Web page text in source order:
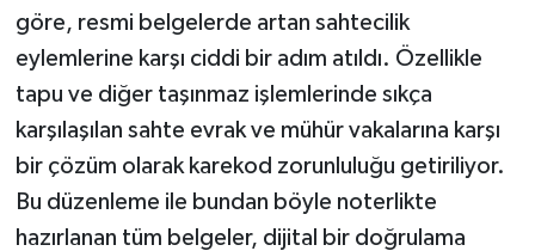
göre, resmi belgelerde artan sahtecilik
eylemlerine karşı ciddi bir adım atıldı. Özellikle
tapu ve diğer taşınmaz işlemlerinde sıkça
karşılaşılan sahte evrak ve mühür vakalarına karşı
bir çözüm olarak karekod zorunluluğu getiriliyor.
Bu düzenleme ile bundan böyle noterlikte
hazırlanan tüm belgeler, dijital bir doğrulama